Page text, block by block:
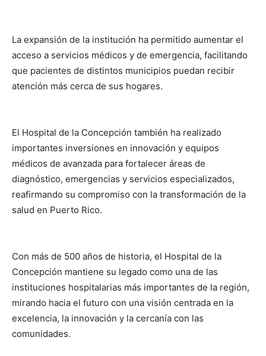
La expansión de la institución ha permitido aumentar el
acceso a servicios médicos y de emergencia, facilitando
que pacientes de distintos municipios puedan recibir
atención más cerca de sus hogares.
El Hospital de la Concepción también ha realizado
importantes inversiones en innovación y equipos
médicos de avanzada para fortalecer áreas de
diagnóstico, emergencias y servicios especializados,
reafirmando su compromiso con la transformación de la
salud en Puerto Rico.
Con más de 500 años de historia, el Hospital de la
Concepción mantiene su legado como una de las
instituciones hospitalarias más importantes de la región,
mirando hacia el futuro con una visión centrada en la
excelencia, la innovación y la cercanía con las
comunidades.